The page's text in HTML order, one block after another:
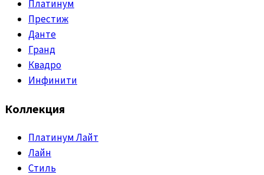
Платинум
Престиж
Данте
Гранд
Квадро
Инфинити
Коллекция
Платинум Лайт
Лайн
Стиль